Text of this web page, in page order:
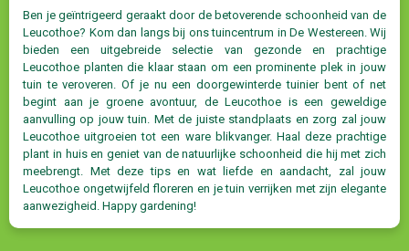
Ben je geïntrigeerd geraakt door de betoverende schoonheid van de
Leucothoe? Kom dan langs bij ons tuincentrum in De Westereen. Wij
bieden een uitgebreide selectie van gezonde en prachtige
Leucothoe planten die klaar staan om een prominente plek in jouw
tuin te veroveren. Of je nu een doorgewinterde tuinier bent of net
begint aan je groene avontuur, de Leucothoe is een geweldige
aanvulling op jouw tuin. Met de juiste standplaats en zorg zal jouw
Leucothoe uitgroeien tot een ware blikvanger. Haal deze prachtige
plant in huis en geniet van de natuurlijke schoonheid die hij met zich
meebrengt. Met deze tips en wat liefde en aandacht, zal jouw
Leucothoe ongetwijfeld floreren en je tuin verrijken met zijn elegante
aanwezigheid. Happy gardening!